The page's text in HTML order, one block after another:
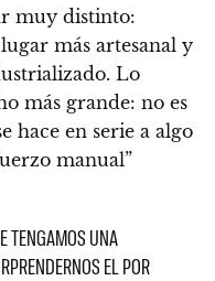
muy distinto:
más artesanal y
Lo
más grande: no es
hace en serie a algo
manual”
TENGAMOS UNA
EL POR